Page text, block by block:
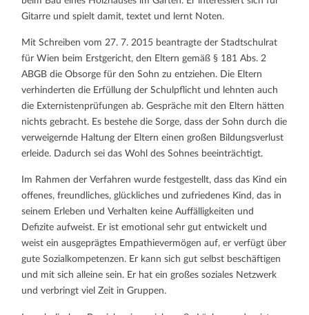
Gitarre und spielt damit, textet und lernt Noten.
Mit Schreiben vom 27. 7. 2015 beantragte der Stadtschulrat
für Wien beim Erstgericht, den Eltern gemäß § 181 Abs. 2
ABGB die Obsorge für den Sohn zu entziehen. Die Eltern
verhinderten die Erfüllung der Schulpflicht und lehnten auch
die Externistenprüfungen ab. Gespräche mit den Eltern hätten
nichts gebracht. Es bestehe die Sorge, dass der Sohn durch die
verweigernde Haltung der Eltern einen großen Bildungsverlust
erleide. Dadurch sei das Wohl des Sohnes beeinträchtigt.
Im Rahmen der Verfahren wurde festgestellt, dass das Kind ein
offenes, freundliches, glückliches und zufriedenes Kind, das in
seinem Erleben und Verhalten keine Auffälligkeiten und
Defizite aufweist. Er ist emotional sehr gut entwickelt und
weist ein ausgeprägtes Empathievermögen auf, er verfügt über
gute Sozialkompetenzen. Er kann sich gut selbst beschäftigen
und mit sich alleine sein. Er hat ein großes soziales Netzwerk
und verbringt viel Zeit in Gruppen.